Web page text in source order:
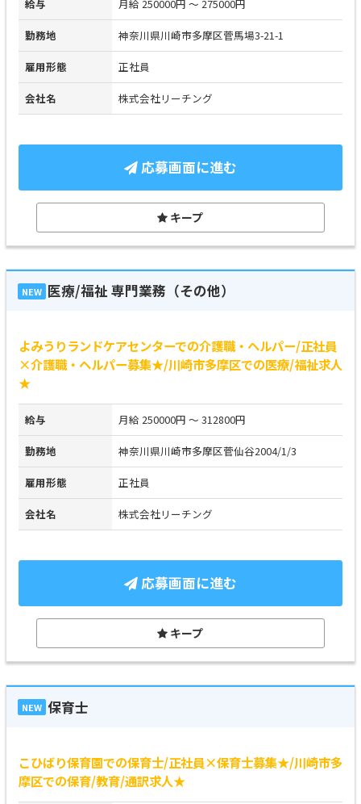
給与 月給 250000円 ～ 275000円
勤務地 神奈川県川崎市多摩区菅馬場3-21-1
雇用形態 正社員
会社名 株式会社リーチング
応募画面に進む
キープ
NEW 医療/福祉 専門業務（その他）
よみうりランドケアセンターでの介護職・ヘルパー/正社員
×介護職・ヘルパー募集★/川崎市多摩区での医療/福祉求人
★
給与 月給 250000円 ～ 312800円
勤務地 神奈川県川崎市多摩区菅仙谷2004/1/3
雇用形態 正社員
会社名 株式会社リーチング
応募画面に進む
キープ
NEW 保育士
こひばり保育園での保育士/正社員×保育士募集★/川崎市多
摩区での保育/教育/通訳求人★